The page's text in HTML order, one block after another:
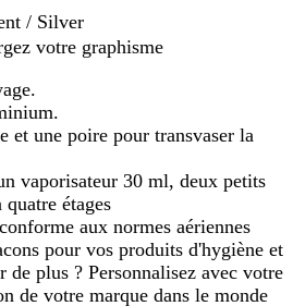
/ Silver
votre graphisme
et une poire pour transvaser la
vaporisateur 30 ml, deux petits
étages
aux normes aériennes
pour vos produits d'hygiène et
de plus ? Personnalisez avec votre
de votre marque dans le monde